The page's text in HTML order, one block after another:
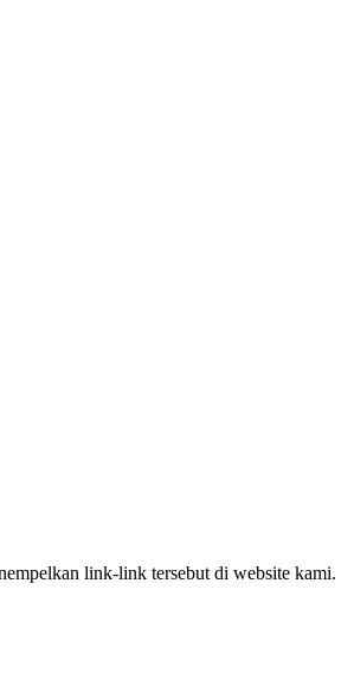
link-link tersebut di website kami.